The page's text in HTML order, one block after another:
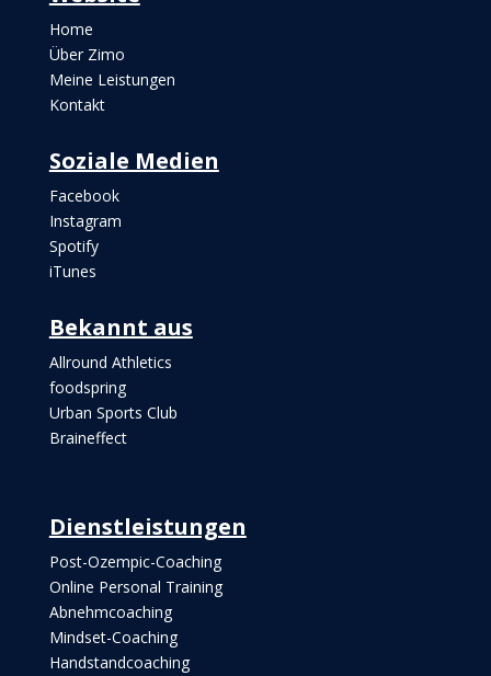
Home
Über Zimo
Meine Leistungen
Kontakt
Soziale Medien
Facebook
Instagram
Spotify
iTunes
Bekannt aus
Allround Athletics
foodspring
Urban Sports Club
Braineffect
Dienstleistungen
Post-Ozempic-Coaching
Online Personal Training
Abnehmcoaching
Mindset-Coaching
Handstandcoaching